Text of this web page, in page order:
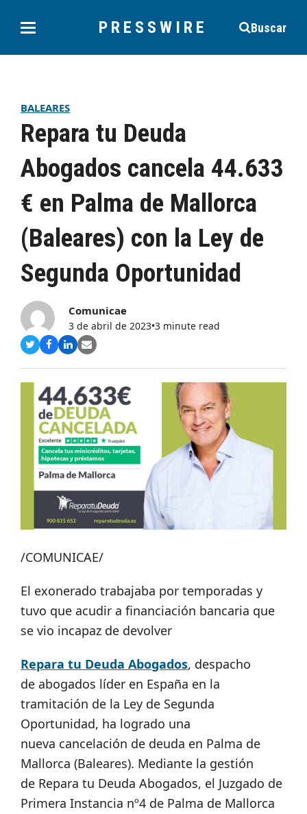
PRESSWIRE Buscar
BALEARES
Repara tu Deuda
Abogados cancela 44.633
€ en Palma de Mallorca
(Baleares) con la Ley de
Segunda Oportunidad
Comunicae
3 de abril de 2023•3 minute read
Compartir
Twitter
Compartir
Facebook
Compartir
LinkedIn
Share
Email
/COMUNICAE/
El exonerado trabajaba por temporadas y
tuvo que acudir a financiación bancaria que
se vio incapaz de devolver
Repara tu Deuda Abogados, despacho
de abogados líder en España en la
tramitación de la Ley de Segunda
Oportunidad, ha logrado una
nueva cancelación de deuda en Palma de
Mallorca (Baleares). Mediante la gestión
de Repara tu Deuda Abogados, el Juzgado de
Primera Instancia nº4 de Palma de Mallorca